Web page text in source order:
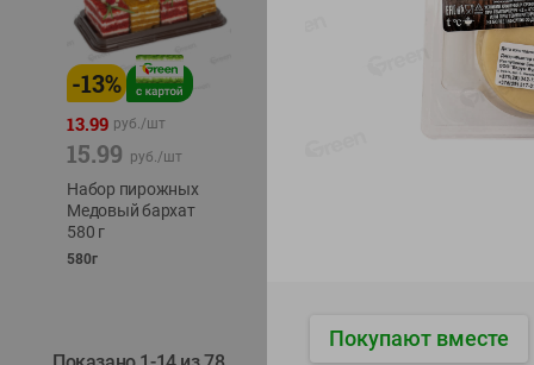
-13%
13.99 руб./шт
15.99 руб./шт
Набор пирожных
Медовый бархат
580 г
580г
-24%
4.99
Покупают вместе